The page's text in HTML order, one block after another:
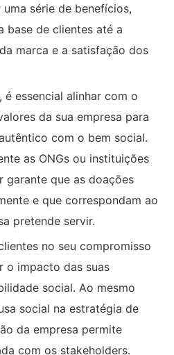
série de benefícios,
base de clientes até a
marca e a satisfação dos
é essencial alinhar com o
da sua empresa para
com o bem social.
as ONGs ou instituições
garante que as doações
e que correspondam ao
pretende servir.
no seu compromisso
o impacto das suas
social. Ao mesmo
social na estratégia de
da empresa permite
com os stakeholders.